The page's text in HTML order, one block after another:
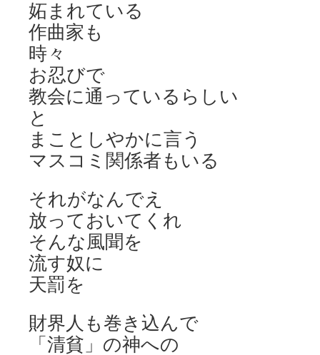
妬まれている
作曲家も
時々
お忍びで
教会に通っているらしい
と
まことしやかに言う
マスコミ関係者もいる
それがなんでえ
放っておいてくれ
そんな風聞を
流す奴に
天罰を
財界人も巻き込んで
「清貧」の神への